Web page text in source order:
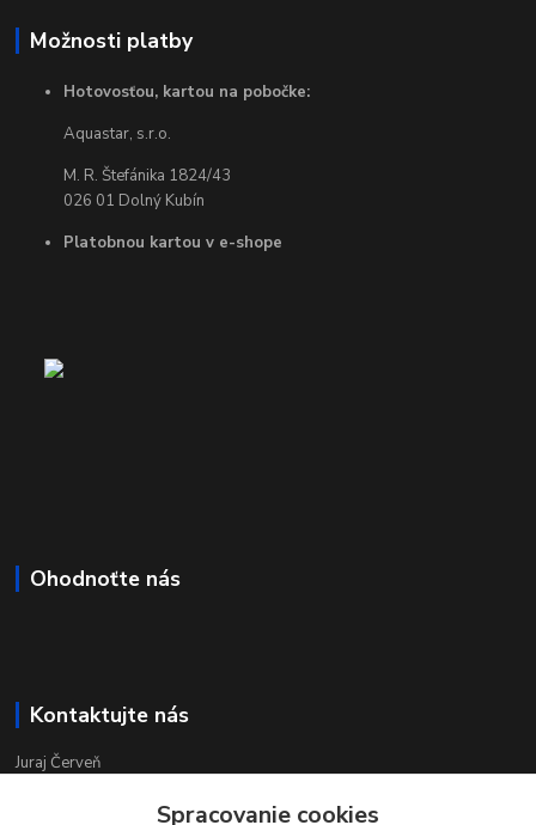
Možnosti platby
Hotovosťou, kartou na pobočke:
Aquastar, s.r.o.
M. R. Štefánika 1824/43
026 01 Dolný Kubín
Platobnou kartou v e-shope
Ohodnoťte nás
Kontaktujte nás
Juraj Červeň
pondelok-piatok 8:00 - 16:00Spracovanie cookies